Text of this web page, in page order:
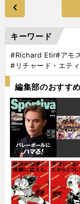
キーワード
#Richard Etir#アモ
#リチャード・エテ
編集部のおすすめ